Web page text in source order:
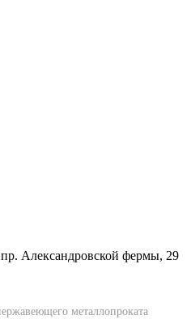
Александровской фермы, 29
металлопроката